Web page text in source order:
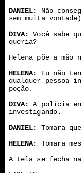
DANIEL:
Não
sem muita
DIVA:
Você sabe
queria?
Helena põe a
HELENA:
Eu não
qualquer pessoa
poção.
DIVA:
A polícia
investigando.
DANIEL:
Tomara
HELENA:
Tomara
A tela se fecha na